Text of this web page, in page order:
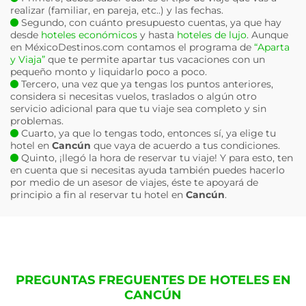
realizar (familiar, en pareja, etc..) y las fechas.
Segundo, con cuánto presupuesto cuentas, ya que hay
desde hoteles económicos y hasta hoteles de lujo. Aunque
en MéxicoDestinos.com contamos el programa de “Aparta
y Viaja” que te permite apartar tus vacaciones con un
pequeño monto y liquidarlo poco a poco.
Tercero, una vez que ya tengas los puntos anteriores,
considera si necesitas vuelos, traslados o algún otro
servicio adicional para que tu viaje sea completo y sin
problemas.
Cuarto, ya que lo tengas todo, entonces sí, ya elige tu
hotel en Cancún que vaya de acuerdo a tus condiciones.
Quinto, ¡llegó la hora de reservar tu viaje! Y para esto, ten
en cuenta que si necesitas ayuda también puedes hacerlo
por medio de un asesor de viajes, éste te apoyará de
principio a fin al reservar tu hotel en Cancún.
PREGUNTAS FREGUENTES DE HOTELES EN
CANCÚN